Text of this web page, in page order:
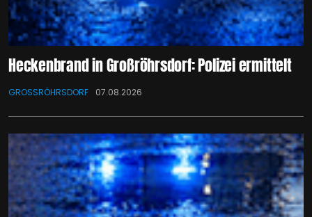
Heckenbrand in Großröhrsdorf: Polizei ermittelt
GROSSRÖHRSDORF 07.08.2026